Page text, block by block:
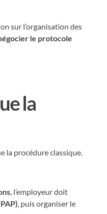
sur l’organisation des
le protocole
la
la procédure classique.
, l’employeur doit
, puis organiser le